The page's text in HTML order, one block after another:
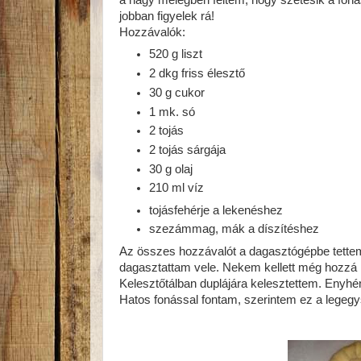
jobban figyelek rá!
Hozzávalók:
520 g liszt
2 dkg friss élesztő
30 g cukor
1 mk. só
2 tojás
2 tojás sárgája
30 g olaj
210 ml víz
tojásfehérje a lekenéshez
szezámmag, mák a díszítéshez
Az összes hozzávalót a dagasztógépbe
dagasztattam vele. Nekem kellett még
Kelesztőtálban duplájára kelesztettem.
Hatos fonással fontam, szerintem ez a